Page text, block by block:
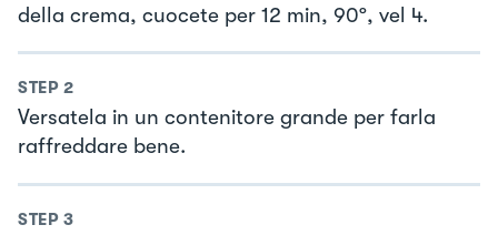
della crema, cuocete per 12 min, 90º, vel 4.
STEP 2
Versatela in un contenitore grande per farla
raffreddare bene.
STEP 3